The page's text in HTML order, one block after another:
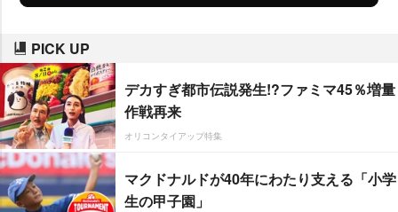
PICK UP
デカすぎ都市伝説発生!?ファミマ45％増量
作戦再来
オリコンタイアップ特集
マクドナルドが40年にわたり支える「小学
生の甲子園」